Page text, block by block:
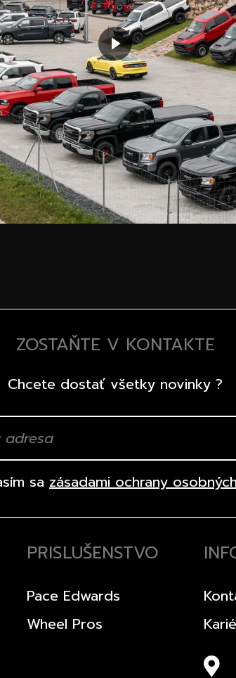
ZOSTAŇTE V KONTAKTE
Chcete dostať všetky novinky ?
sa zásadami ochrany
PRISLUŠENSTVO
Pace Edwards
Wheel Pros